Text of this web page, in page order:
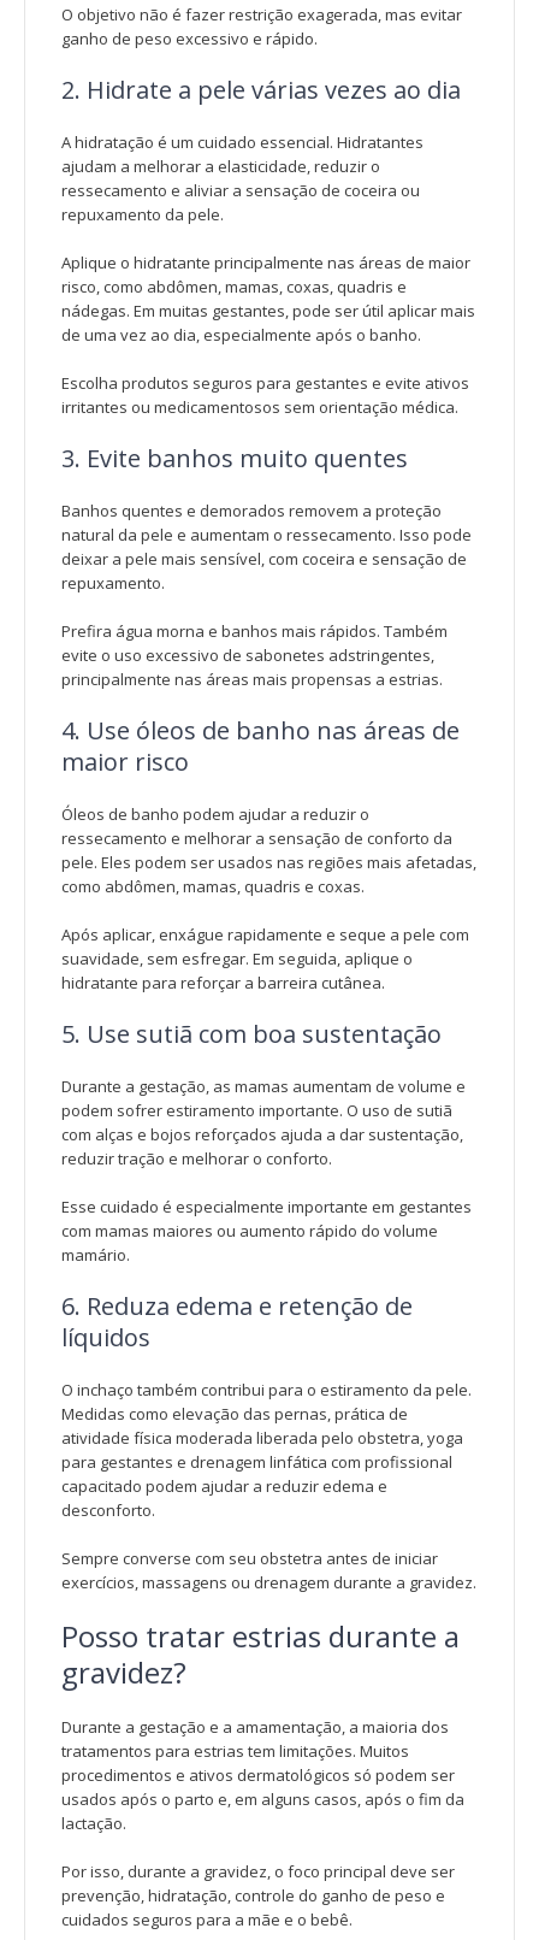
O objetivo não é fazer restrição exagerada, mas evitar
ganho de peso excessivo e rápido.
2. Hidrate a pele várias vezes ao dia
A hidratação é um cuidado essencial. Hidratantes
ajudam a melhorar a elasticidade, reduzir o
ressecamento e aliviar a sensação de coceira ou
repuxamento da pele.
Aplique o hidratante principalmente nas áreas de maior
risco, como abdômen, mamas, coxas, quadris e
nádegas. Em muitas gestantes, pode ser útil aplicar mais
de uma vez ao dia, especialmente após o banho.
Escolha produtos seguros para gestantes e evite ativos
irritantes ou medicamentosos sem orientação médica.
3. Evite banhos muito quentes
Banhos quentes e demorados removem a proteção
natural da pele e aumentam o ressecamento. Isso pode
deixar a pele mais sensível, com coceira e sensação de
repuxamento.
Prefira água morna e banhos mais rápidos. Também
evite o uso excessivo de sabonetes adstringentes,
principalmente nas áreas mais propensas a estrias.
4. Use óleos de banho nas áreas de
maior risco
Óleos de banho podem ajudar a reduzir o
ressecamento e melhorar a sensação de conforto da
pele. Eles podem ser usados nas regiões mais afetadas,
como abdômen, mamas, quadris e coxas.
Após aplicar, enxágue rapidamente e seque a pele com
suavidade, sem esfregar. Em seguida, aplique o
hidratante para reforçar a barreira cutânea.
5. Use sutiã com boa sustentação
Durante a gestação, as mamas aumentam de volume e
podem sofrer estiramento importante. O uso de sutiã
com alças e bojos reforçados ajuda a dar sustentação,
reduzir tração e melhorar o conforto.
Esse cuidado é especialmente importante em gestantes
com mamas maiores ou aumento rápido do volume
mamário.
6. Reduza edema e retenção de
líquidos
O inchaço também contribui para o estiramento da pele.
Medidas como elevação das pernas, prática de
atividade física moderada liberada pelo obstetra, yoga
para gestantes e drenagem linfática com profissional
capacitado podem ajudar a reduzir edema e
desconforto.
Sempre converse com seu obstetra antes de iniciar
exercícios, massagens ou drenagem durante a gravidez.
Posso tratar estrias durante a
gravidez?
Durante a gestação e a amamentação, a maioria dos
tratamentos para estrias tem limitações. Muitos
procedimentos e ativos dermatológicos só podem ser
usados após o parto e, em alguns casos, após o fim da
lactação.
Por isso, durante a gravidez, o foco principal deve ser
prevenção, hidratação, controle do ganho de peso e
cuidados seguros para a mãe e o bebê.